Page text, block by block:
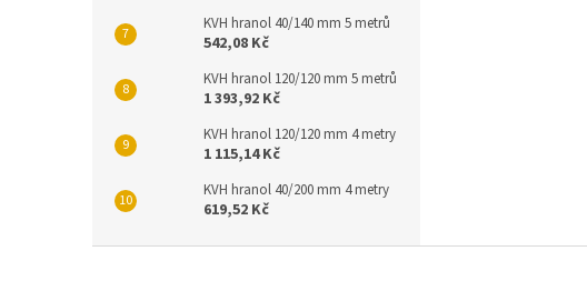
KVH hranol 40/140 mm 5 metrů
542,08 Kč
KVH hranol 120/120 mm 5 metrů
1 393,92 Kč
KVH hranol 120/120 mm 4 metry
1 115,14 Kč
KVH hranol 40/200 mm 4 metry
619,52 Kč